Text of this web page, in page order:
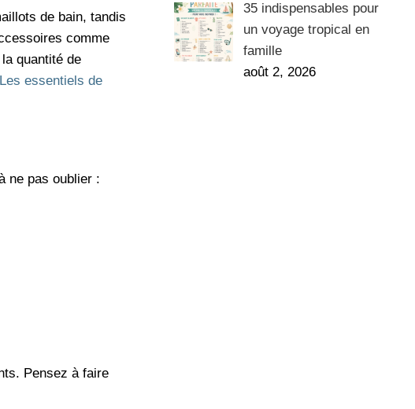
de bain, tandis
comme
quantité de
Les essentiels de
ne pas oublier :
Pensez à faire
35 indispensables pour
un voyage tropical en
famille
août 2, 2026